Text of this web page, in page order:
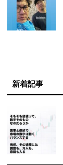
新着記事